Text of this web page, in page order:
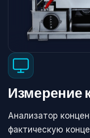
Измерение
Анализатор
фактическую